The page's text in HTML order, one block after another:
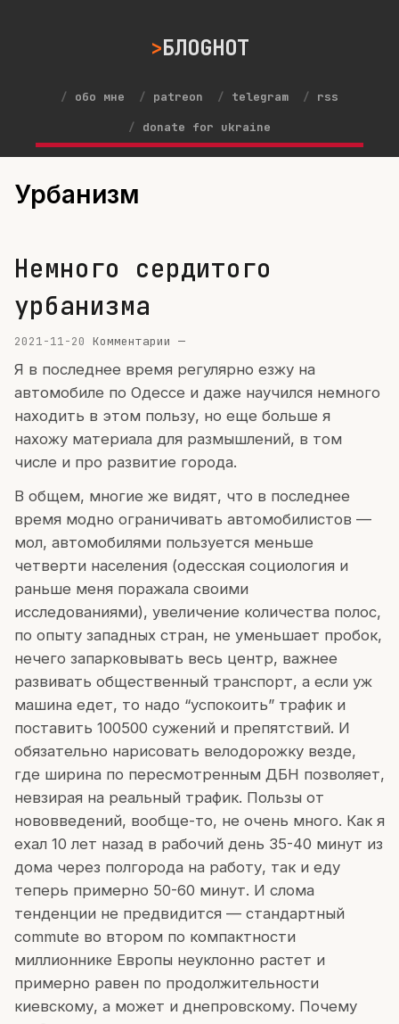
БЛОGНОТ
обо мне patreon telegram
rss
donate for ukraine
Урбанизм
Немного сердитого
урбанизма
2021-11-20 Комментарии —
Я в последнее время регулярно езжу на
автомобиле по Одессе и даже научился немного
находить в этом пользу, но еще больше я
нахожу материала для размышлений, в том
числе и про развитие города.
В общем, многие же видят, что в последнее
время модно ограничивать автомобилистов —
мол, автомобилями пользуется меньше
четверти населения (одесская социология и
раньше меня поражала своими
исследованиями), увеличение количества полос,
по опыту западных стран, не уменьшает пробок,
нечего запарковывать весь центр, важнее
развивать общественный транспорт, а если уж
машина едет, то надо “успокоить” трафик и
поставить 100500 сужений и препятствий. И
обязательно нарисовать велодорожку везде,
где ширина по пересмотренным ДБН позволяет,
невзирая на реальный трафик. Пользы от
нововведений, вообще-то, не очень много. Как я
ехал 10 лет назад в рабочий день 35-40 минут из
дома через полгорода на работу, так и еду
теперь примерно 50-60 минут. И слома
тенденции не предвидится — стандартный
commute во втором по компактности
миллионнике Европы неуклонно растет и
примерно равен по продолжительности
киевскому, а может и днепровскому. Почему